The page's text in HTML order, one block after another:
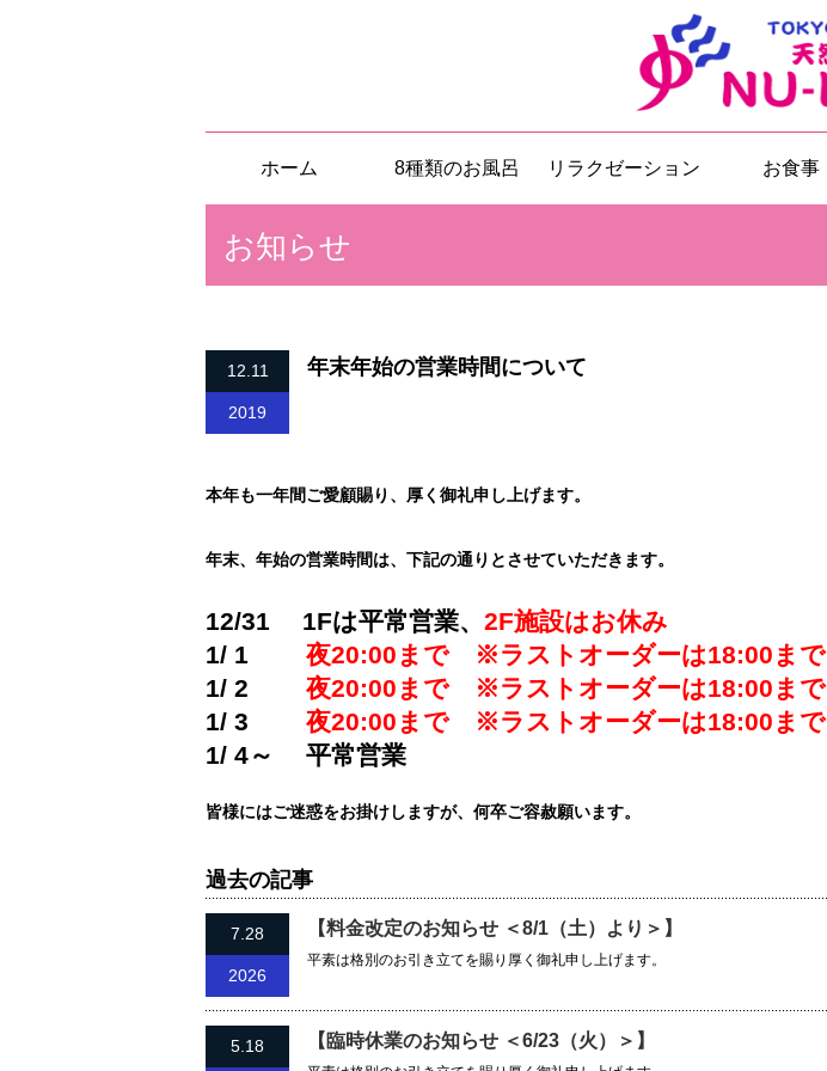
ホーム 8種類のお風呂 リラクゼーション お食事
お知らせ
12.11
2019
年末年始の営業時間について
本年も一年間ご愛顧賜り、厚く御礼申し上げます。
年末、年始の営業時間は、下記の通りとさせていただきます。
12/31 1Fは平常営業、 2F施設はお休み
1/ 1 夜20:00まで ※ラストオーダーは18:00まで
1/ 2 夜20:00まで ※ラストオーダーは18:00まで
1/ 3 夜20:00まで ※ラストオーダーは18:00まで
1/ 4～ 平常営業
皆様にはご迷惑をお掛けしますが、何卒ご容赦願います。
過去の記事
7.28
2026
【料金改定のお知らせ ＜8/1（土）より＞】
平素は格別のお引き立てを賜り厚く御礼申し上げます。
5.18 【臨時休業のお知らせ ＜6/23（火）＞】